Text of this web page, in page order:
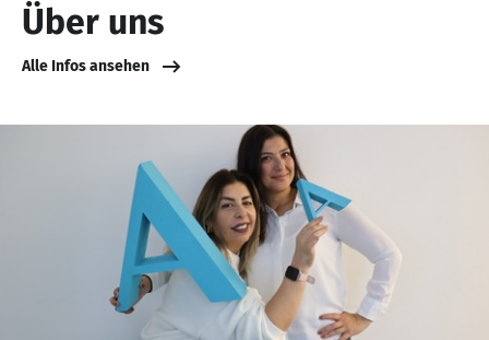
Über uns
Alle Infos ansehen